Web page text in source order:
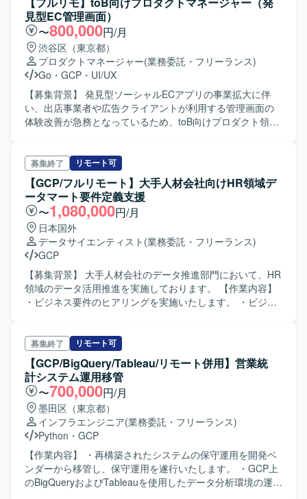
ウド環境上で、TerraFormを用いたインフラ構成管理と、
Oracle Databaseをはじめとする各種リソースで構成された
インフラ基盤となります。
の広告体験を、リワード獲得のための単なる作業から「ま
た体験したいアクション」へと変える体験設計を行いま
す。 カウシェファームのクエストやエンゲージメント機能
に広告体験を組み込み、キャラクターや世界観、物語を広
告とファームに横断展開しながら、ファームのKPIと広告
KPIの両立を追求します。 行動経済学やゲーミフィケーショ
ンの知見を踏まえ、心理設計・演出・タイミング・報酬設
計を組み合わせて体験を磨き込み、施策の仮説立案から設
計、リリース、効果測定まで一連のプロセスをリードしま
施策を推進し、中長期ではゲーミフィケーション軸の広告
体験ロードマップを策定していただきます。 【求める人物
像】 お客様の幸せを心から願い、施策の良し悪しを「自分
がお客様に届けたいか」という観点で判断できる方を求め
ています。広告事業の収益にコミットしつつ、プロダクト
全体の体験価値にも責任を持てるオーナーシップの強い方
を歓迎します。 「我慢の時間」を「ちょっと嬉しい体験」
に変えることに執着し、単価や配信効率だけでなく広告そ
のものを楽しい体験にすることに向き合える方がフィット
します。また、短期的には数字が伸びても長期的にお客様
の信頼を損なう設計に対しては、きちんとNoと言えるスタ
ンスを重視します。 【ポジションの魅力】 広告を単なる収
のを再発明する最前線に立てるポジションです。独自の世
界観を持つプロダクト上で、行動経済学とゲーミフィケー
ションをフルに活用した施策を企画・実装し、その結果を
高い解像度でKPIに反映させることができます。 既に安定し
たASP広告収益基盤があるため、守りは専任スペシャリス
トに任せつつ、体験設計や収益レバーの効く施策に集中で
きます。AI活用が前提の環境で、プロトタイピングや調
査、要件定義のスピードを最大化しながら、非連続な成長
を狙えるフェーズに携われます。 【開発環境】 バックエン
ドではGoを中心としたモダンな技術スタックを採用し、
Google Cloudのフルマネージドサービスを活用していま
す。CI/CDや構成管理、モニタリング、分析基盤、AI／LLM
見型EC管理画面）
〜800,000円/月
渋谷区（東京都）
プロダクトマネージャー(業務委託・フリーランス)
Go ・ GCP ・ UI/UX
【募集背景】 発見型ソーシャルECアプリの事業拡大に伴
い、出店事業者や広告クライアントが利用する管理画面の
体験改善が急務となっているため、toB向けプロダクト領域
上確認に関するペインを把握し、事業者が本来の業務に集
中できるような管理画面を設計していただきます。 パート
ナー向けの広告出稿管理画面において、広告投資額と売上
成果が直感的に把握できるUI/UXを企画・改善していただき
ます。 営業・CSからのフィードバックをもとに、パートナ
ー・クライアントのニーズを整理し、プロダクトの要件定
義からリリース・改善まで一気通貫で推進していただきま
す。 エンジニア・デザイナーと仕様のすり合わせを行い、
スプリント設計や仕様書作成を通じて開発チームと連携し
ながら施策を進行していただきます。 KPI（DAU、活動率、
出稿単価、広告効果など）をモニタリングし、データに基
分を考慮した優先度判断を行っていただきます。 【求める
人物像】 管理画面を利用する人の業務負荷が本当に軽減さ
れているかを問い続けながら、地道な課題解決に取り組め
る方を求めています。 営業・CS・エンジニアなど多職種の
意見を受け止めつつ、プロダクトの方針を自分の言葉で説
明し、周囲を巻き込める方が望ましいです。 発見型ECを通
じて日常に楽しさを届けるミッションや、変化を前向きに
捉え成果につなげていく価値観に共感し、自らもその体現
者となれる方に参画していただきたいです。 【ポジション
の魅力】 toCアプリとtoBプラットフォームが一体化した事
業において、toBプロダクトの改善がユーザー体験やGMVに
直結する環境でプラットフォームビジネスを学ぶことがで
募集終了 リモート可
【GCP/フルリモート】大手人材会社向けHR領域デ
ータマート要件定義支援
〜1,080,000円/月
日本国外
データサイエンティスト (業務委託・フリーランス)
GCP
【募集背景】 大手人材会社のデータ推進部門において、HR
領域のデータ活用推進を実施しております。 【作業内容】
・ビジネス要件のヒアリングを実施いたします。 ・ビジネ
施していただきます。
募集終了 リモート可
【GCP/BigQuery/Tableau/リモート併用】営業統
計システム運用移管
〜700,000円/月
墨田区（東京都）
インフラエンジニア(業務委託・フリーランス)
Python ・ GCP
【作業内容】 ・再構築されたシステムの保守運用を開発ベ
ンダーから移管し、保守運用を遂行いたします。 ・GCP上
のBigQueryおよびTableauを使用したデータ分析環境の運用